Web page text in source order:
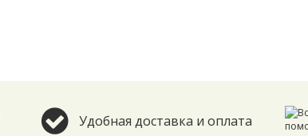
Удобная доставка и оплата